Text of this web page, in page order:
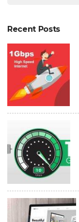
Recent Posts